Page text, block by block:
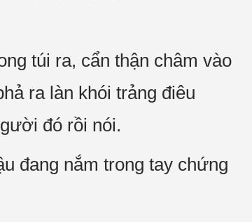
túi ra, cẩn thận châm vào
ra làn khói trảng điêu
đó rồi nói.
đang nắm trong tay chứng